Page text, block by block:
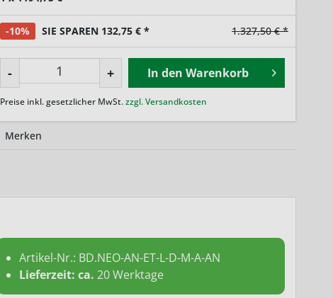
-10% SIE SPAREN 132,75 € * 1.327,50 € *
- + In den Warenkorb
Preise inkl. gesetzlicher MwSt.zzgl. Versandkosten
Merken
Artikel-Nr.: BD.NEO-AN-ET-L-D-M-A-AN
Lieferzeit: ca.20 Werktage